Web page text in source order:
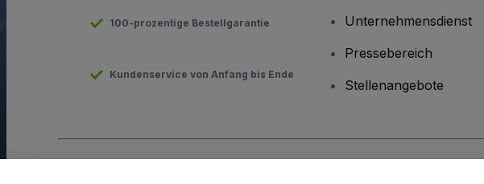
100-prozentige Bestellgarantie
Kundenservice von Anfang bis Ende
Unternehmensdienst
Pressebereich
Stellenangebote